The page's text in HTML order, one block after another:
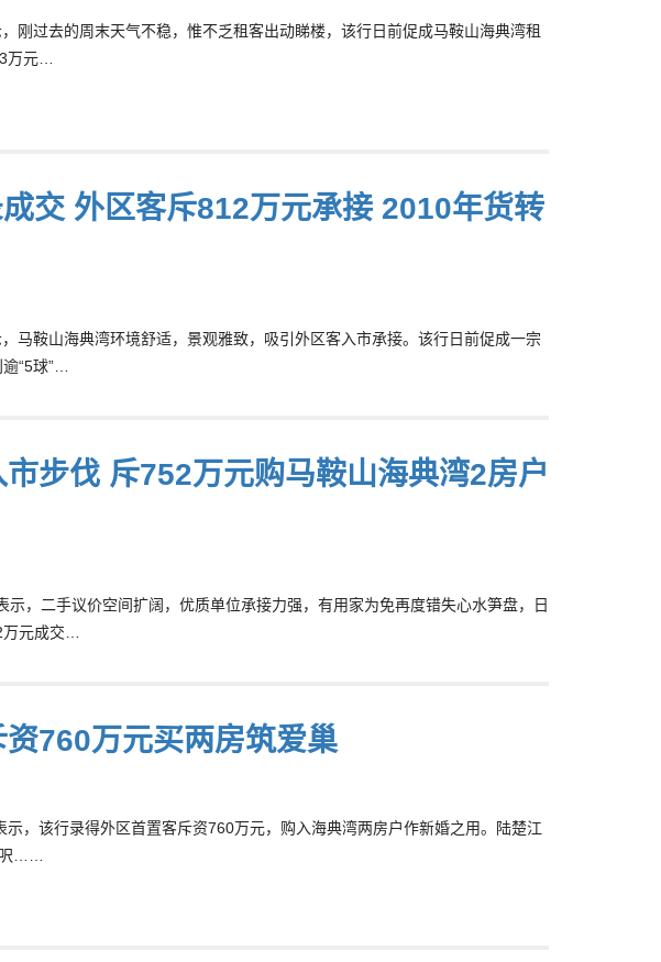
刚过去的周末天气不稳，惟不乏租客出动睇楼，该行日前促成马鞍山海典湾租
万元…
交 外区客斥812万元承接 2010年货转
马鞍山海典湾环境舒适，景观雅致，吸引外区客入市承接。该行日前促成一宗
“5球”…
步伐 斥752万元购马鞍山海典湾2房户
，二手议价空间扩阔，优质单位承接力强，有用家为免再度错失心水笋盘，日
元成交…
760万元买两房筑爱巢
，该行录得外区首置客斥资760万元，购入海典湾两房户作新婚之用。陆楚江
……